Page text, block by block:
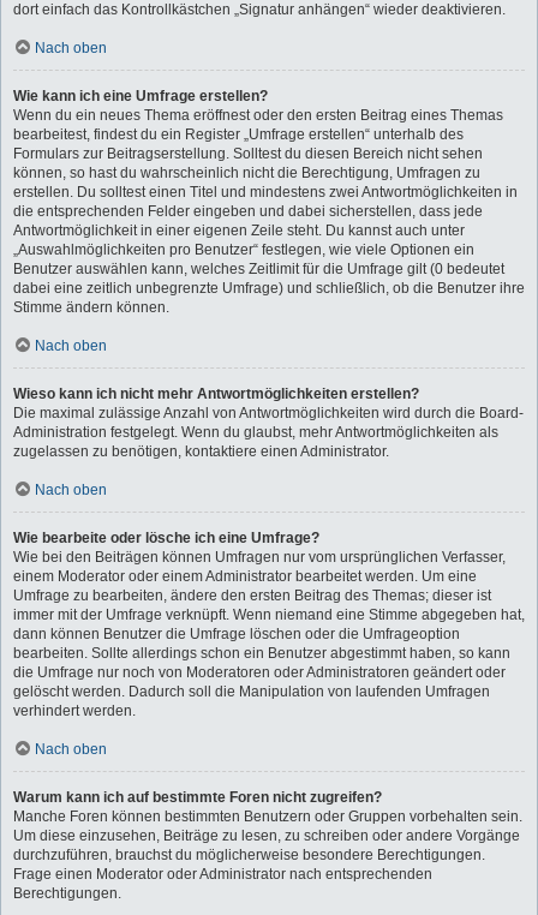
dort einfach das Kontrollkästchen „Signatur anhängen“ wieder deaktivieren.
Nach oben
Wie kann ich eine Umfrage erstellen?
Wenn du ein neues Thema eröffnest oder den ersten Beitrag eines Themas
bearbeitest, findest du ein Register „Umfrage erstellen“ unterhalb des
Formulars zur Beitragserstellung. Solltest du diesen Bereich nicht sehen
können, so hast du wahrscheinlich nicht die Berechtigung, Umfragen zu
erstellen. Du solltest einen Titel und mindestens zwei Antwortmöglichkeiten in
die entsprechenden Felder eingeben und dabei sicherstellen, dass jede
Antwortmöglichkeit in einer eigenen Zeile steht. Du kannst auch unter
„Auswahlmöglichkeiten pro Benutzer“ festlegen, wie viele Optionen ein
Benutzer auswählen kann, welches Zeitlimit für die Umfrage gilt (0 bedeutet
dabei eine zeitlich unbegrenzte Umfrage) und schließlich, ob die Benutzer ihre
Stimme ändern können.
Nach oben
Wieso kann ich nicht mehr Antwortmöglichkeiten erstellen?
Die maximal zulässige Anzahl von Antwortmöglichkeiten wird durch die Board-
Administration festgelegt. Wenn du glaubst, mehr Antwortmöglichkeiten als
zugelassen zu benötigen, kontaktiere einen Administrator.
Nach oben
Wie bearbeite oder lösche ich eine Umfrage?
Wie bei den Beiträgen können Umfragen nur vom ursprünglichen Verfasser,
einem Moderator oder einem Administrator bearbeitet werden. Um eine
Umfrage zu bearbeiten, ändere den ersten Beitrag des Themas; dieser ist
immer mit der Umfrage verknüpft. Wenn niemand eine Stimme abgegeben hat,
dann können Benutzer die Umfrage löschen oder die Umfrageoption
bearbeiten. Sollte allerdings schon ein Benutzer abgestimmt haben, so kann
die Umfrage nur noch von Moderatoren oder Administratoren geändert oder
gelöscht werden. Dadurch soll die Manipulation von laufenden Umfragen
verhindert werden.
Nach oben
Warum kann ich auf bestimmte Foren nicht zugreifen?
Manche Foren können bestimmten Benutzern oder Gruppen vorbehalten sein.
Um diese einzusehen, Beiträge zu lesen, zu schreiben oder andere Vorgänge
durchzuführen, brauchst du möglicherweise besondere Berechtigungen.
Frage einen Moderator oder Administrator nach entsprechenden
Berechtigungen.